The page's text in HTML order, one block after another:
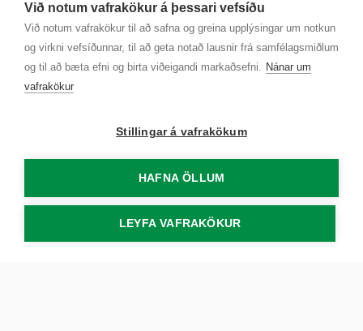
Við notum vafrakökur á þessari vefsíðu
Við notum vafrakökur til að safna og greina upplýsingar um notkun
og virkni vefsíðunnar, til að geta notað lausnir frá samfélagsmiðlum
og til að bæta efni og birta viðeigandi markaðsefni. Nánar um
vafrakökur
Stillingar á vafrakökum
HAFNA ÖLLUM
LEYFA VAFRAKÖKUR
Kt. 700169-3759
Fundarmannagátt